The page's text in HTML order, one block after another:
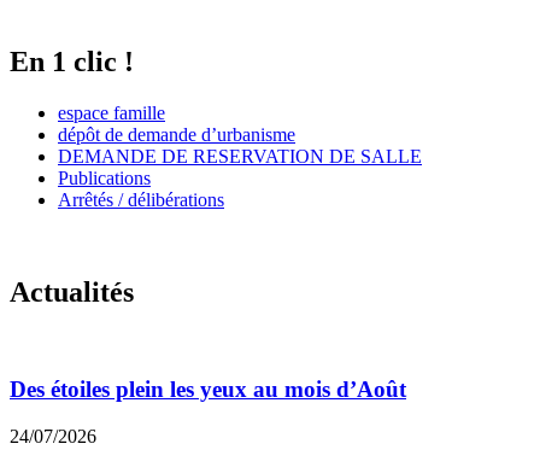
En 1 clic !
espace famille
dépôt de demande d’urbanisme
DEMANDE DE RESERVATION DE SALLE
Publications
Arrêtés / délibérations
Actualités
Des étoiles plein les yeux au mois d’Août
24/07/2026